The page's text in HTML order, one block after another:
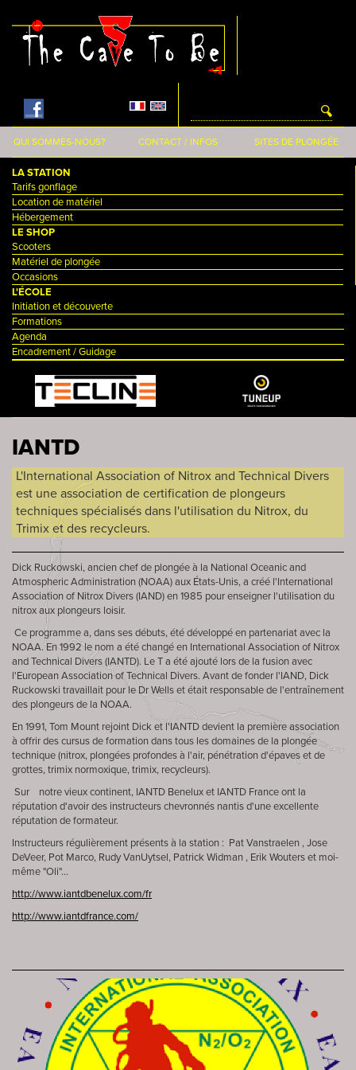
QUI SOMMES-NOUS? CONTACT / INFOS SITES DE PLONGÉE
LA STATION
Tarifs gonflage
Location de matériel
Hébergement
LE SHOP
Scooters
Matériel de plongée
Occasions
L'ÉCOLE
Initiation et découverte
Formations
Agenda
Encadrement / Guidage
IANTD
L'International Association of Nitrox and Technical Divers
est une association de certification de plongeurs
techniques spécialisés dans l'utilisation du Nitrox, du
Trimix et des recycleurs.
Dick Ruckowski, ancien chef de plongée à la National Oceanic and
Atmospheric Administration (NOAA) aux États-Unis, a créé l'International
Association of Nitrox Divers (IAND) en 1985 pour enseigner l'utilisation du
nitrox aux plongeurs loisir.
Ce programme a, dans ses débuts, été développé en partenariat avec la
NOAA. En 1992 le nom a été changé en International Association of Nitrox
and Technical Divers (IANTD). Le T a été ajouté lors de la fusion avec
l'European Association of Technical Divers. Avant de fonder l'IAND, Dick
Ruckowski travaillait pour le Dr Wells et était responsable de l'entraînement
des plongeurs de la NOAA.
En 1991, Tom Mount rejoint Dick et l'IANTD devient la première association
à offrir des cursus de formation dans tous les domaines de la plongée
technique (nitrox, plongées profondes à l'air, pénétration d'épaves et de
grottes, trimix normoxique, trimix, recycleurs).
Sur notre vieux continent, IANTD Benelux et IANTD France ont la
réputation d'avoir des instructeurs chevronnés nantis d'une excellente
réputation de formateur.
Instructeurs régulièrement présents à la station : Pat Vanstraelen , Jose
DeVeer, Pot Marco, Rudy VanUytsel, Patrick Widman , Erik Wouters et moi-
même "Oli"...
http://www.iantdbenelux.com/fr
http://www.iantdfrance.com/